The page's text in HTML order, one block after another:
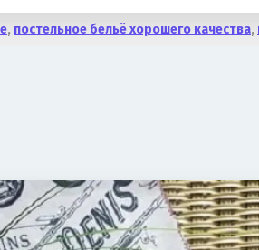
, постельное бельё хорошего качества,